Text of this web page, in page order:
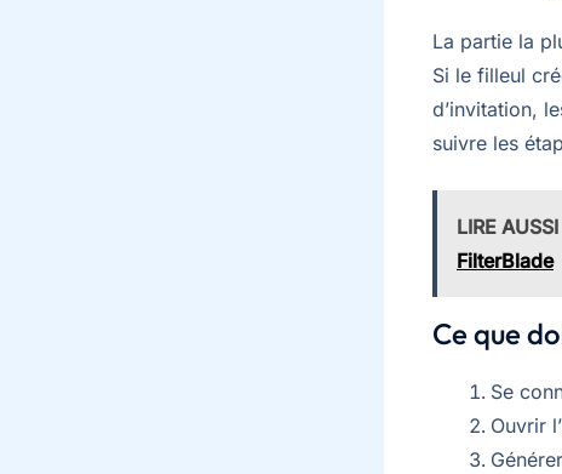
La partie la
Si le filleul
d’invitation,
suivre les
LIRE AUSSI
FilterBlade
Ce que
Se
Ouvrir